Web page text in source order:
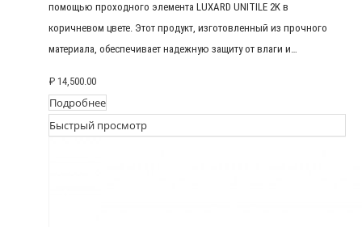
помощью проходного элемента LUXARD UNITILE 2K в
коричневом цвете. Этот продукт, изготовленный из прочного
материала, обеспечивает надежную защиту от влаги и…
₽ 14,500.00
Подробнее
Быстрый просмотр